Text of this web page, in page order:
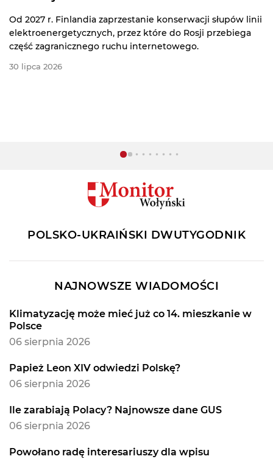
Międzynarodowy Komitet Olimpijski tymczasowo zniósł
we wtorek zakaz nałożony na Rosyjski Komitet Olimpijski,
torując sportowcom z tego kraju drogę do powrotu do
międzynarodowych zawodów, w tym Igrzysk
POLSKO-UKRAIŃSKI DWUTYGODNIK
NAJNOWSZE WIADOMOŚCI
Klimatyzację może mieć już co 14. mieszkanie w
Polsce
06 sierpnia 2026
Papież Leon XIV odwiedzi Polskę?
06 sierpnia 2026
Ile zarabiają Polacy? Najnowsze dane GUS
06 sierpnia 2026
Powołano radę interesariuszy dla wpisu